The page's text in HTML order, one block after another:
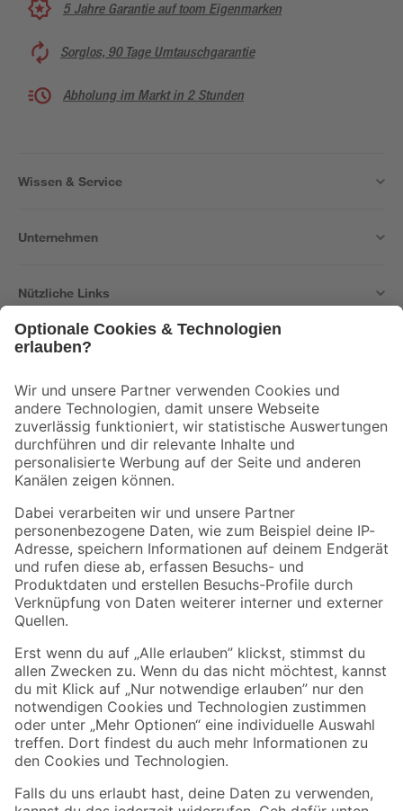
5 Jahre Garantie auf toom Eigenmarken
Sorglos, 90 Tage Umtauschgarantie
Abholung im Markt in 2 Stunden
Wissen & Service
Unternehmen
Nützliche Links
Der toom Newsletter: Keine Angebote und Aktionen mehr verpassen!
Zur Newsletter Anmeldung
Folge uns
Zahlungsarten Versandarten
Sicher einkaufen
Jetzt die toom-App herunterladen